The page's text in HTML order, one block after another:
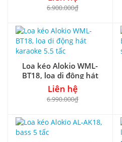
6.900.000₫
Loa kéo Alokio WML-
BT18, loa di động hát
karaoke 5.5 tấc
Liên hệ
6.990.000₫